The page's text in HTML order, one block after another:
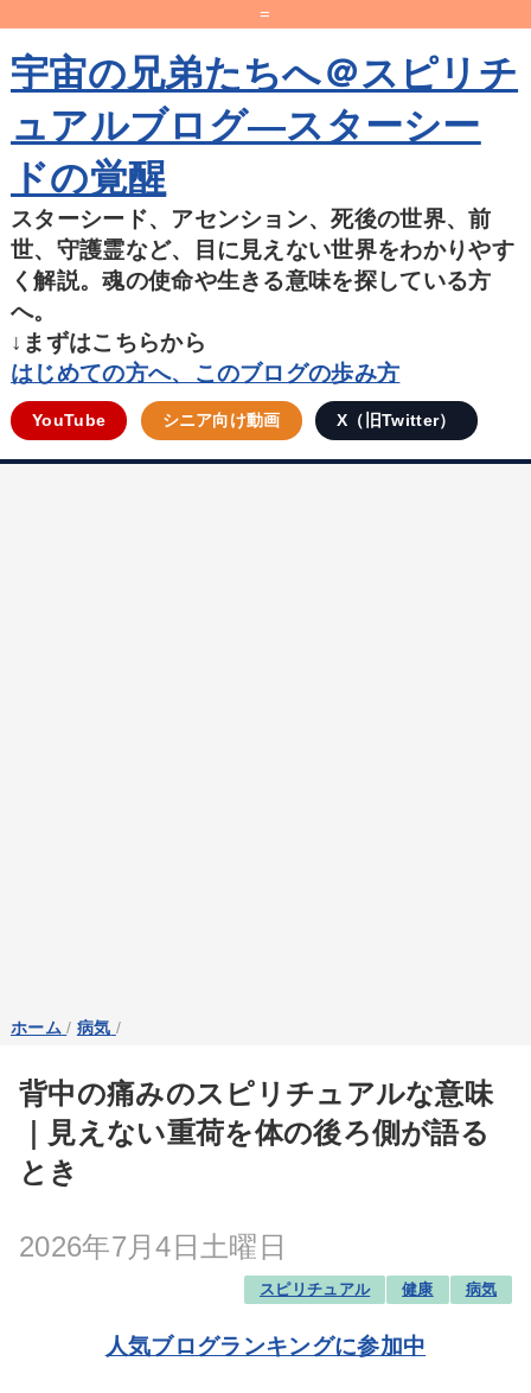
=
宇宙の兄弟たちへ＠スピリチ
ュアルブログ―スターシー
ドの覚醒
スターシード、アセンション、死後の世界、前
世、守護霊など、目に見えない世界をわかりやす
く解説。魂の使命や生きる意味を探している方
へ。
↓まずはこちらから
はじめての方へ、このブログの歩み方
YouTube シニア向け動画 X（旧Twitter）
ホーム / 病気 /
背中の痛みのスピリチュアルな意味
｜見えない重荷を体の後ろ側が語る
とき
2026年7月4日土曜日
スピリチュアル 健康 病気
人気ブログランキングに参加中